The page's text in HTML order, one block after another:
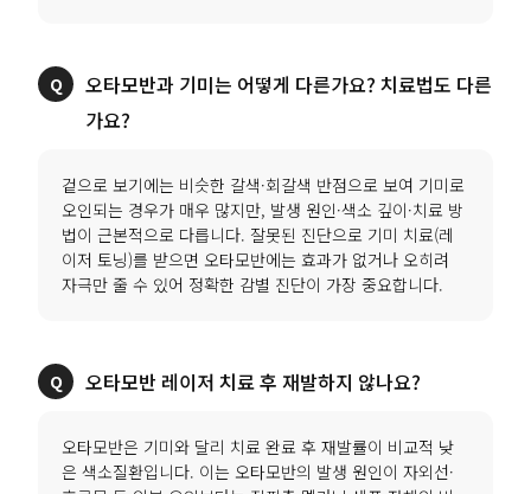
오타모반과 기미는 어떻게 다른가요? 치료법도 다른
가요?
겉으로 보기에는 비슷한 갈색·회갈색 반점으로 보여 기미로
오인되는 경우가 매우 많지만, 발생 원인·색소 깊이·치료 방
법이 근본적으로 다릅니다. 잘못된 진단으로 기미 치료(레
이저 토닝)를 받으면 오타모반에는 효과가 없거나 오히려
자극만 줄 수 있어 정확한 감별 진단이 가장 중요합니다.
오타모반은 기미와 달리 치료 완료 후 재발률이 비교적 낮
은 색소질환입니다. 이는 오타모반의 발생 원인이 자외선·